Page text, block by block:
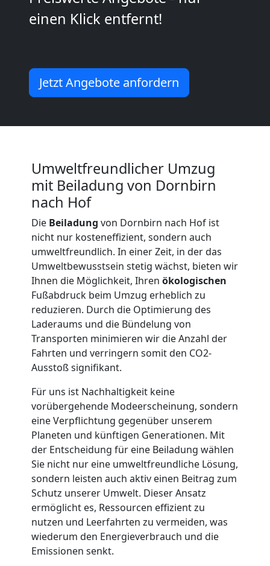
einen Klick entfernt!
Jetzt Angebote anfordern
Umweltfreundlicher Umzug
mit Beiladung von Dornbirn
nach Hof
Die Beiladung von Dornbirn nach Hof ist
nicht nur kosteneffizient, sondern auch
umweltfreundlich. In einer Zeit, in der das
Umweltbewusstsein stetig wächst, bieten wir
Ihnen die Möglichkeit, Ihren ökologischen
Fußabdruck beim Umzug erheblich zu
reduzieren. Durch die Optimierung des
Laderaums und die Bündelung von
Transporten minimieren wir die Anzahl der
Fahrten und verringern somit den CO2-
Ausstoß signifikant.
Für uns ist Nachhaltigkeit keine
vorübergehende Modeerscheinung, sondern
eine Verpflichtung gegenüber unserem
Planeten und künftigen Generationen. Mit
der Entscheidung für eine Beiladung wählen
Sie nicht nur eine umweltfreundliche Lösung,
sondern leisten auch aktiv einen Beitrag zum
Schutz unserer Umwelt. Dieser Ansatz
ermöglicht es, Ressourcen effizient zu
nutzen und Leerfahrten zu vermeiden, was
wiederum den Energieverbrauch und die
Emissionen senkt.
Mann
LKW
Möbellift
Dornbirn
Übersiedlung
Dornbirn
Klaviertransport
Dornbirn
Privatumzug
Dornbirn
Tresortransport
Dornbirn